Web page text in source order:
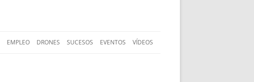
EMPLEO DRONES SUCESOS EVENTOS VÍDEOS